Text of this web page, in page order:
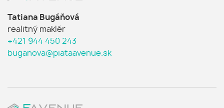
Tatiana Bugáňová
realitný maklér
+421 944 450 243
buganova@piataavenue.sk